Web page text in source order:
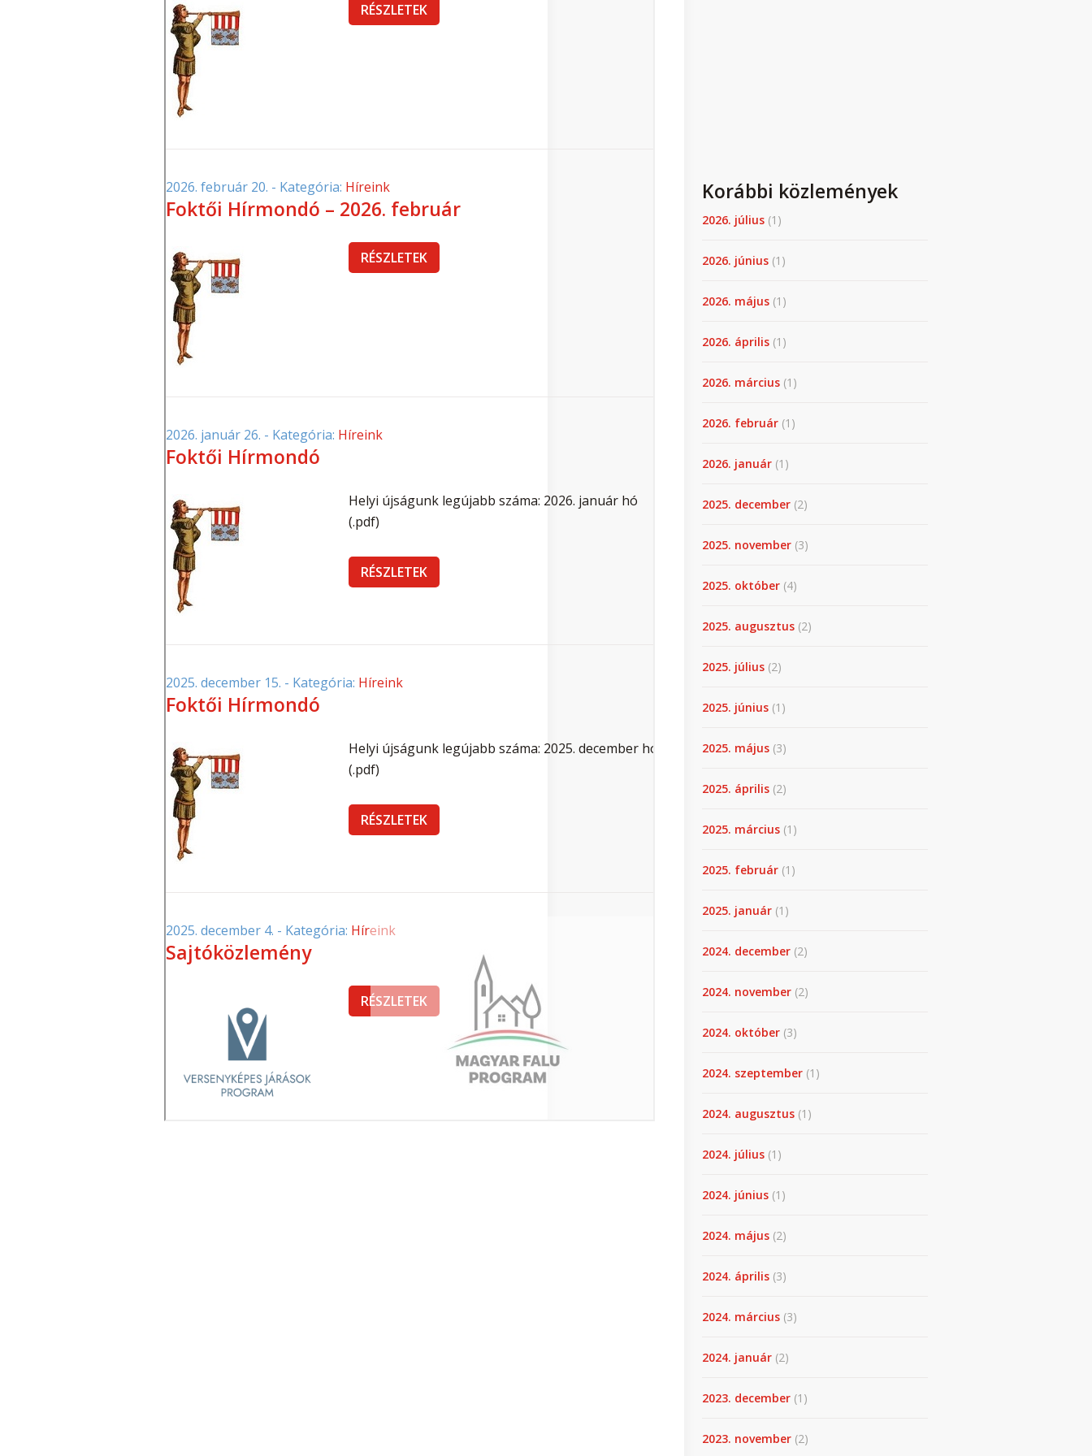
Korábbi közlemények
2026. július (1)
2026. június (1)
2026. május (1)
2026. április (1)
2026. március (1)
2026. február (1)
2026. január (1)
2025. december (2)
2025. november (3)
2025. október (4)
2025. augusztus (2)
2025. július (2)
2025. június (1)
2025. május (3)
2025. április (2)
2025. március (1)
2025. február (1)
2025. január (1)
2024. december (2)
2024. november (2)
2024. október (3)
2024. szeptember (1)
2024. augusztus (1)
2024. július (1)
2024. június (1)
2024. május (2)
2024. április (3)
2024. március (3)
2024. január (2)
2023. december (1)
2023. november (2)